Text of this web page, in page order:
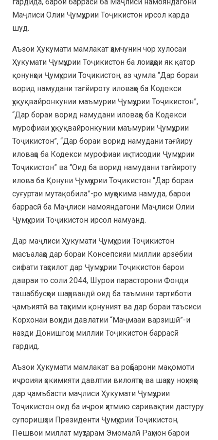
гардида, барои баррасӣ ба Маҷлиси намояндагони
Маҷлиси Олии Ҷумҳурии Тоҷикистон ирсол карда
шуд.
Аъзои Ҳукумати мамлакат ҳамчунин чор хулосаи
Ҳукумати Ҷумҳурии Тоҷикистон ба лоиҳаҳои як қатор
қонунҳои Ҷумҳурии Тоҷикистон, аз ҷумла “Дар бораи
ворид намудани тағйироту иловаҳо ба Кодекси
ҳуқуқвайронкунии маъмурии Ҷумҳурии Тоҷикистон”,
“Дар бораи ворид намудани иловаҳо ба Кодекси
мурофиаи ҳуқуқвайронкунии маъмурии Ҷумҳурии
Тоҷикистон”, “Дар бораи ворид намудани тағйиру
иловаҳо ба Кодекси мурофиаи иқтисодии Ҷумҳурии
Тоҷикистон” ва “Оид ба ворид намудани тағйироту
илова ба Қонуни Ҷумҳурии Тоҷикистон “Дар бораи
суғуртаи мутақобила”-ро муҳокима намуда, барои
баррасӣ ба Маҷлиси намояндагони Маҷлиси Олии
Ҷумҳурии Тоҷикистон ирсол намуанд.
Дар маҷлиси Ҳукумати Ҷумҳурии Тоҷикистон
масъалаҳо дар бораи Консепсияи миллии арзёбии
сифати таҳсилот дар Ҷумҳурии Тоҷикистон барои
давраи то соли 2044, Шурои парасторони Фонди
ташаббусҳои шаҳрвандӣ оид ба таъмини тартиботи
ҷамъиятӣ ва таҳкими қонуният ва дар бораи таъсиси
Корхонаи воҳиди давлатии “Маҷмааи варзишӣ”-и
назди Донишгоҳи миллии Тоҷикистон баррасӣ
гардид.
Аъзои Ҳукумати мамлакат ва роҳбарони мақомоти
иҷроияи ҳокимияти давлтии вилоятҳо ва шаҳру ноҳияҳо
дар ҷамъбасти маҷлиси Ҳукумати Ҷумҳурии
Тоҷикистон оид ба иҷрои ҳатмию саривақтии дастуру
супоришҳои Президенти Ҷумҳурии Тоҷикистон,
Пешвои миллат муҳтарам Эмомалӣ Раҳмон барои